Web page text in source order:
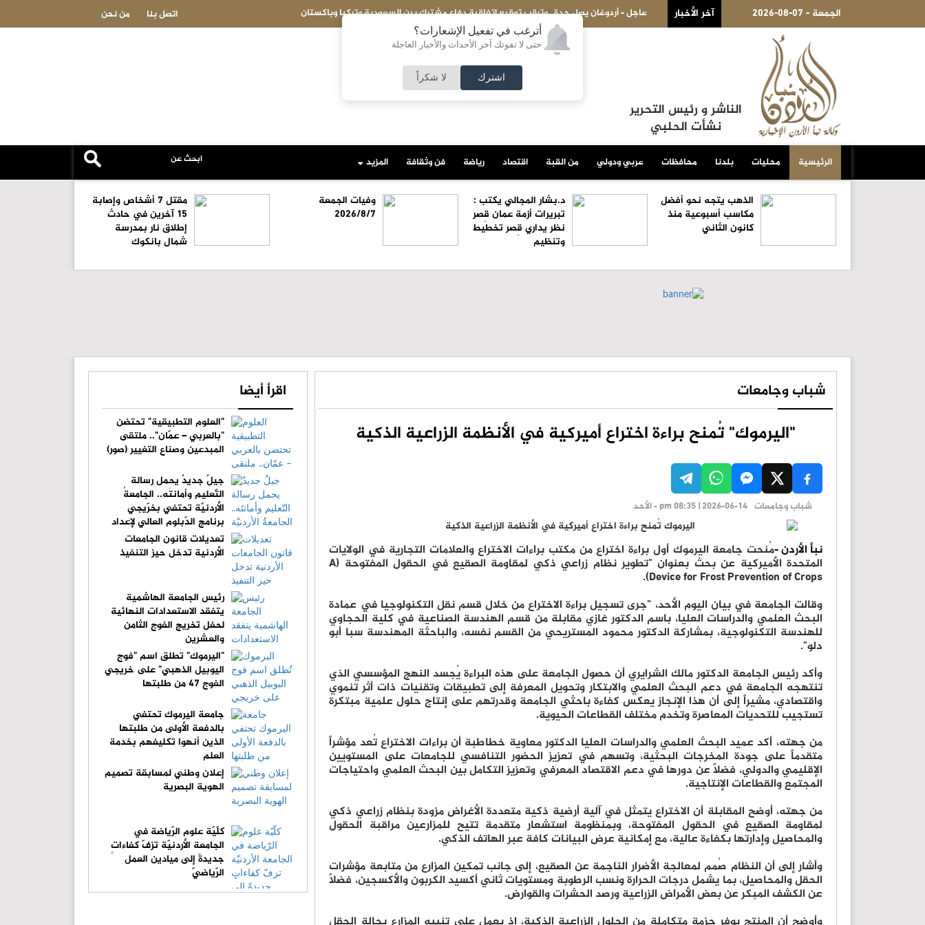
أترغب في تفعيل الإشعارات؟
حتى لا تفوتك آخر الأحداث والأخبار العاجلة
اشترك لا شكراً
2026-08-07 - الجمعة آخر الأخبار
يصل جدة.. وترقب توقيع اتفاقية دفاع مشترك بين السعودية وتركيا وباكستان
عاجل- الجيش اللبناني: إصابة عسكري نتيجة استهداف إسرائيلي لجرافة تابعة لنا في بلدة
المنصوري جنوبي البلاد
الذهب يتجه نحو أفضل مكاسب أسبوعية منذ كانون الثاني
من نحن اتصل بنا
الناشر و رئيس التحرير
نشأت الحلبي
الرئيسية محليات بلدنا محافظات عربي ودولي من القبة اقتصاد رياضة فن وثقافة المزيد
الذهب يتجه نحو أفضل
مكاسب أسبوعية منذ
كانون الثاني
د.بشار المجالي يكتب :
تبريرات أزمة عمان قِصر
نظر يداري قِصر تخطيط
وتنظيم
وفيات الجمعة
2026/8/7
مقتل 7 أشخاص وإصابة
15 آخرين في حادث
إطلاق نار بمدرسة
شمال بانكوك
شباب وجامعات
"اليرموك" تُمنح براءة اختراع أميركية في الأنظمة الزراعية الذكية
شباب وجامعات pm 08:35 | 2026-06-14 - الأحد
نبأ الأردن -مُنحت جامعة اليرموك أول براءة اختراع من مكتب براءات الاختراع والعلامات التجارية في الولايات
المتحدة الأميركية عن بحث بعنوان "تطوير نظام زراعي ذكي لمقاومة الصقيع في الحقول المفتوحة (A
Device for Frost Prevention of Crops).
وقالت الجامعة في بيان اليوم الأحد، "جرى تسجيل براءة الاختراع من خلال قسم نقل التكنولوجيا في عمادة
البحث العلمي والدراسات العليا، باسم الدكتور غازي مقابلة من قسم الهندسة الصناعية في كلية الحجاوي
للهندسة التكنولوجية، بمشاركة الدكتور محمود المستريحي من القسم نفسه، والباحثة المهندسة سبا أبو
دلو".
وأكد رئيس الجامعة الدكتور مالك الشرايري أن حصول الجامعة على هذه البراءة يُجسد النهج المؤسسي الذي
تنتهجه الجامعة في دعم البحث العلمي والابتكار وتحويل المعرفة إلى تطبيقات وتقنيات ذات أثر تنموي
واقتصادي، مشيراً إلى أن هذا الإنجاز يعكس كفاءة باحثي الجامعة وقدرتهم على إنتاج حلول علمية مبتكرة
تستجيب للتحديات المعاصرة وتخدم مختلف القطاعات الحيوية.
من جهته، أكد عميد البحث العلمي والدراسات العليا الدكتور معاوية خطاطبة أن براءات الاختراع تُعد مؤشراً
متقدماً على جودة المخرجات البحثية، وتسهم في تعزيز الحضور التنافسي للجامعات على المستويين
الإقليمي والدولي، فضلاً عن دورها في دعم الاقتصاد المعرفي وتعزيز التكامل بين البحث العلمي واحتياجات
المجتمع والقطاعات الإنتاجية.
من جهته، أوضح المقابلة أن الاختراع يتمثل في آلية أرضية ذكية متعددة الأغراض مزودة بنظام زراعي ذكي
لمقاومة الصقيع في الحقول المفتوحة، وبمنظومة استشعار متقدمة تتيح للمزارعين مراقبة الحقول
والمحاصيل وإدارتها بكفاءة عالية، مع إمكانية عرض البيانات كافة عبر الهاتف الذكي.
وأشار إلى أن النظام صُمم لمعالجة الأضرار الناجمة عن الصقيع، إلى جانب تمكين المزارع من متابعة مؤشرات
الحقل والمحاصيل، بما يشمل درجات الحرارة ونسب الرطوبة ومستويات ثاني أكسيد الكربون والأكسجين، فضلاً
عن الكشف المبكر عن بعض الأمراض الزراعية ورصد الحشرات والقوارض.
اقرأ أيضا
"العلوم التطبيقية" تحتضن
"بالعربي – عمّان".. ملتقى
المبدعين وصناع التغيير (صور)
جيلٌ جديدٌ يحمل رسالة
التّعليم وأمانتَه.. الجامعةُ
الأردنيّة تحتفي بخرّيجي
برنامج الدّبلوم العالي لإعداد
المعلّمين
تعديلات قانون الجامعات
الأردنية تدخل حيز التنفيذ
رئيس الجامعة الهاشمية
يتفقد الاستعدادات النهائية
لحفل تخريج الفوج الثامن
والعشرين
"اليرموك" تُطلق اسم "فوج
اليوبيل الذهبي" على خريجي
الفوج 47 من طلبتها
جامعة اليرموك تحتفي
بالدفعة الأولى من طلبتها
الذين أنهوا تكليفهم بخدمة
العلم
إعلان وطني لمسابقة تصميم
الهوية البصرية
كلّيّة علوم الرّياضة في
الجامعة الأردنيّة تزفّ كفاءاتٍ
جديدةً إلى ميادين العمل
الرّياضيّ